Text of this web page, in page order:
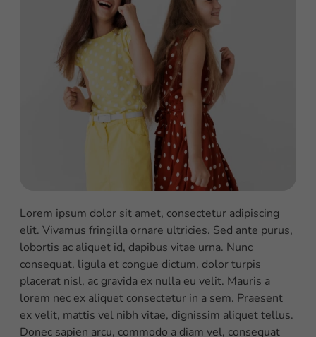
Lorem ipsum dolor sit amet, consectetur adipiscing
elit. Vivamus fringilla ornare ultricies. Sed ante purus,
lobortis ac aliquet id, dapibus vitae urna. Nunc
consequat, ligula et congue dictum, dolor turpis
placerat nisl, ac gravida ex nulla eu velit. Mauris a
lorem nec ex aliquet consectetur in a sem. Praesent
ex velit, mattis vel nibh vitae, dignissim aliquet tellus.
Donec sapien arcu, commodo a diam vel, consequat